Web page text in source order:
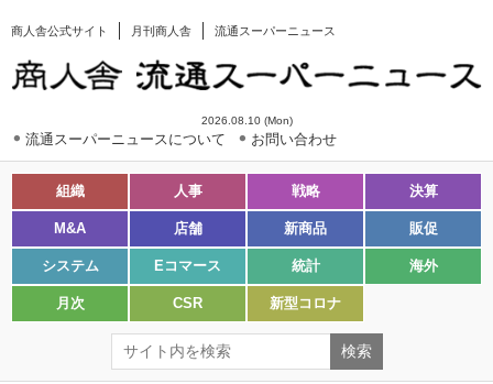
商人舎公式サイト 月刊商人舎 流通スーパーニュース
2026.08.10 (Mon)
流通スーパーニュースについて お問い合わせ
組織 人事 戦略 決算
M&A 店舗 新商品 販促
システム Eコマース 統計 海外
月次 CSR 新型コロナ